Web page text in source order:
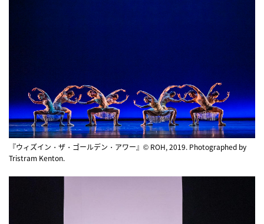
『ウィズイン・ザ・ゴールデン・アワー』© ROH, 2019. Photographed by
Tristram Kenton.